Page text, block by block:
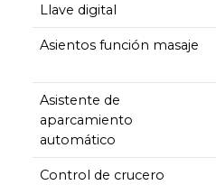
Llave digital
Asientos función masaje
Asistente de
aparcamiento
automático
Control de crucero